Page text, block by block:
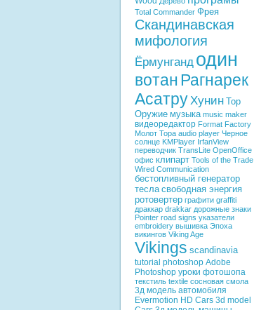
Total Commander Фрея
Скандинавская
мифология
Ёрмунганд один
вотанРагнарек
АсатруХунин Тор
Оружие музыка music maker
видеоредактор Format Factory
Молот Тора audio player Черное
солнце KMPlayer IrfanView
переводчик TransLite OpenOffice
офис клипарт Tools of the Trade
Wired Communication
бестопливный генератор
тесла свободная энергия
ротовертер графити graffiti
драккар drakkar дорожные знаки
Pointer road signs указатели
embroidery вышивка Эпоха
викингов Viking Age
Vikings scandinavia
tutorial photoshop Adobe
Photoshop уроки фотошопа
текстиль textile сосновая смола
3д модель автомобиля
Evermotion HD Cars 3d model